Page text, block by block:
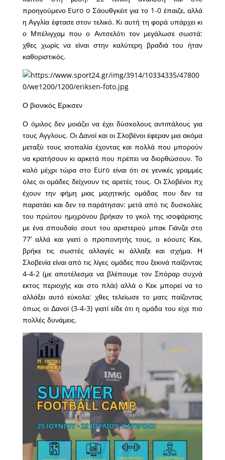
προηγούμενο Euro o Σάουθγκέιτ για το 1-0 έπαιζε, αλλά
η Αγγλία έφτασε στον τελικό. Κι αυτή τη φορά υπάρχει κι
ο Μπέλιγχαμ που ο Αντσελότι τον μεγάλωσε σωστά:
χθες χωρίς να είναι στην καλύτερη βραδιά του ήταν
καθοριστικός.
Ο βιονικός Ερικσεν
Ο όμιλος δεν μοιάζει να έχει δύσκολους αντιπάλους για
τους Αγγλους. Οι Δανοί και οι Σλοβένοι έφεραν μια ακόμα
μεταξύ τους ισοπαλία έχοντας και πολλά που μπορούν
να κρατήσουν κι αρκετά που πρέπει να διορθώσουν. Το
καλό μέχρι τώρα στο Euro είναι ότι σε γενικές γραμμές
όλες οι ομάδες δείχνουν τις αρετές τους. Οι Σλοβένοι πχ
έχουν την φήμη μιας μαχητικής ομάδας που δεν τα
παρατάει και δεν τα παράτησαν: μετά από τις δυσκολίες
του πρώτου ημιχρόνου βρήκαν το γκολ της ισοφάρισης
με ένα σπουδαίο σουτ του αριστερού μπακ Γιάνζα στο
77’ αλλά και γιατί ο προπονητής τους, ο κόουτς Κεκ,
βρήκε τις σωστές αλλαγές κι άλλαξε και σχήμα. Η
Σλοβενία είναι από τις λίγες ομάδες που ξεκινά παίζοντας
4-4-2 (με αποτέλεσμα να βλέπουμε τον Σπόραρ συχνά
εκτος περιοχής και στο πλάι) αλλά ο Κεκ μπορεί να το
αλλάξει αυτό εύκολα: χθες τελείωσε το ματς παίζοντας
όπως οι Δανοί (3-4-3) γιατί είδε ότι η ομάδα του είχε πιο
πολλές δυνάμεις.